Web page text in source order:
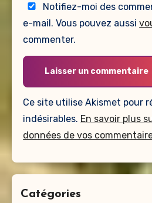
Notifiez-moi des
e-mail. Vous pouvez aussi
commenter.
Ce site utilise Akismet pour
indésirables. En savoir plus
données de vos
Catégories